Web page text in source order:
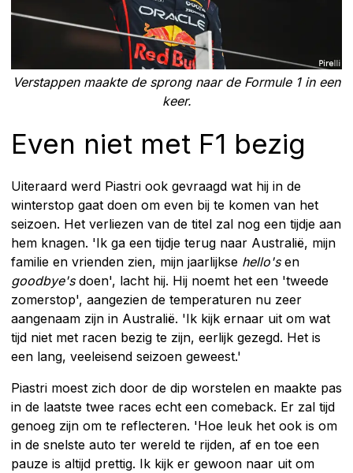
Verstappen maakte de sprong naar de Formule 1 in een
keer.
Even niet met F1 bezig
Uiteraard werd Piastri ook gevraagd wat hij in de
winterstop gaat doen om even bij te komen van het
seizoen. Het verliezen van de titel zal nog een tijdje aan
hem knagen. 'Ik ga een tijdje terug naar Australië, mijn
familie en vrienden zien, mijn jaarlijkse hello'sen
goodbye's doen', lacht hij. Hij noemt het een 'tweede
zomerstop', aangezien de temperaturen nu zeer
aangenaam zijn in Australië. 'Ik kijk ernaar uit om wat
tijd niet met racen bezig te zijn, eerlijk gezegd. Het is
een lang, veeleisend seizoen geweest.'
Piastri moest zich door de dip worstelen en maakte pas
in de laatste twee races echt een comeback. Er zal tijd
genoeg zijn om te reflecteren. 'Hoe leuk het ook is om
in de snelste auto ter wereld te rijden, af en toe een
pauze is altijd prettig. Ik kijk er gewoon naar uit om